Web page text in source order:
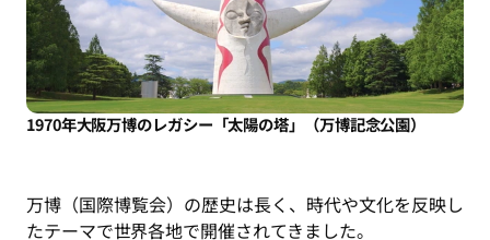
1970年大阪万博のレガシー「太陽の塔」（万博記念公園）
万博（国際博覧会）の歴史は長く、時代や文化を反映し
たテーマで世界各地で開催されてきました。